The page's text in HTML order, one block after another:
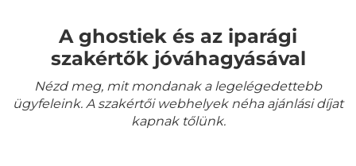
A ghostiek és az iparági
szakértők jóváhagyásával
Nézd meg, mit mondanak a legelégedettebb
ügyfeleink. A szakértői webhelyek néha ajánlási díjat
kapnak tőlünk.